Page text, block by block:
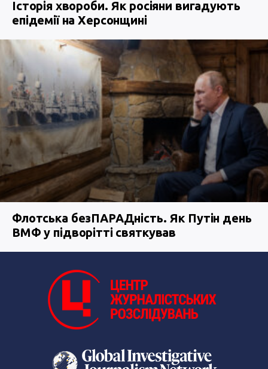
Історія хвороби. Як росіяни вигадують
епідемії на Херсонщині
Флотська безПАРАДність. Як Путін день
ВМФ у підворітті святкував